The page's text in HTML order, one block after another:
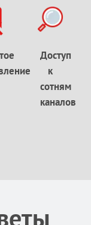
Доступ
к
сотням
каналов